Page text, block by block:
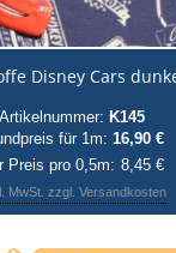
Disney Cars
Artikelnummer: K145
für 1m: 16,90 €
Preis pro 0,5m: 8,45 €
MwSt. zzgl. Versandkosten